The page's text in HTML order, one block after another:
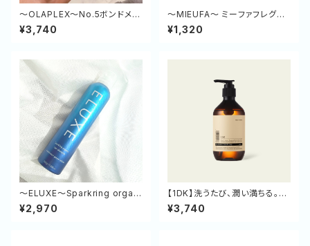
～OLAPLEX～No.5ボンドメン
テナンスコンディショナー
¥3,740
～MIEUFA～ ミーファフレグラ
ンスUVスプレー
¥1,320
～ELUXE～Sparkring organi
c spa shampoo
¥2,970
【1DK】洗うたび、潤い満ちる。リ
ポソームセラミド配合の贅沢フ
レグランスハンドソープ
¥3,740